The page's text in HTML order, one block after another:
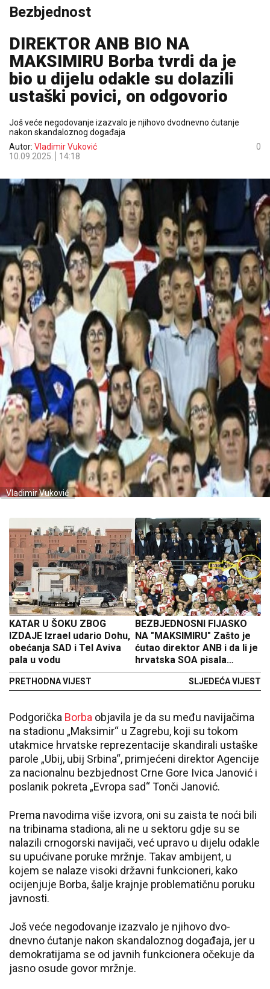
Bezbjednost
DIREKTOR ANB BIO NA
MAKSIMIRU Borba tvrdi da je
bio u dijelu odakle su dolazili
ustaški povici, on odgovorio
Još veće negodovanje izazvalo je njihovo dvo­dnevno ćutanje
nakon skandaloznog događaja
Autor: Vladimir Vuković
10.09.2025.
14:18
0
Vladimir Vuković
KATAR U ŠOKU ZBOG
IZDAJE Izrael udario Dohu,
obećanja SAD i Tel Aviva
pala u vodu
PRETHODNA VIJEST
BEZBJEDNOSNI FIJASKO
NA "MAKSIMIRU" Zašto je
ćutao direktor ANB i da li je
hrvatska SOA pisala
scenario?
SLJEDEĆA VIJEST
Podgorička Borba objavila je da su među navijačima
na stadionu „Maksimir“ u Zagrebu, koji su tokom
utakmice hrvatske reprezentacije skandirali ustaške
parole „Ubij, ubij Srbina“, primjećeni direktor Agencije
za nacionalnu bezbjednost Crne Gore Ivica Janović i
poslanik pokreta „Evropa sad“ Tonči Janović.
Prema navodima više izvora, oni su zaista te noći bili
na tribinama stadiona, ali ne u sektoru gdje su se
nalazili crnogorski navijači, već upravo u dijelu odakle
su upućivane poruke mržnje. Takav ambijent, u
kojem se nalaze visoki državni funkcioneri, kako
ocijenjuje Borba, šalje krajnje problematičnu poruku
javnosti.
Još veće negodovanje izazvalo je njihovo dvo­
dnevno ćutanje nakon skandaloznog događaja, jer u
demokratijama se od javnih funkcionera očekuje da
jasno osude govor mržnje.